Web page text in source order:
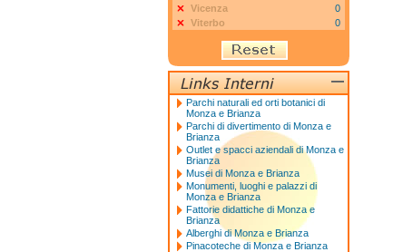
Vicenza
0
Viterbo
0
Parchi naturali ed orti botanici di
Monza e Brianza
Parchi di divertimento di Monza e
Brianza
Outlet e spacci aziendali di Monza e
Brianza
Musei di Monza e Brianza
Monumenti, luoghi e palazzi di
Monza e Brianza
Fattorie didattiche di Monza e
Brianza
Alberghi di Monza e Brianza
Pinacoteche di Monza e Brianza